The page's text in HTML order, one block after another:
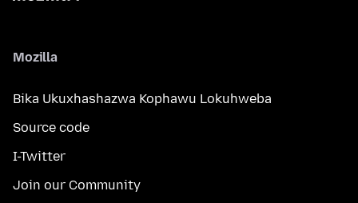
Mozilla
Bika Ukuxhashazwa Kophawu Lokuhweba
Source code
I-Twitter
Join our Community